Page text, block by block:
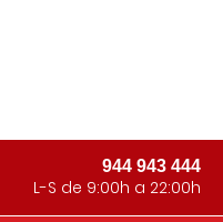
944 943 444
L-S de 9:00h a 22:00h